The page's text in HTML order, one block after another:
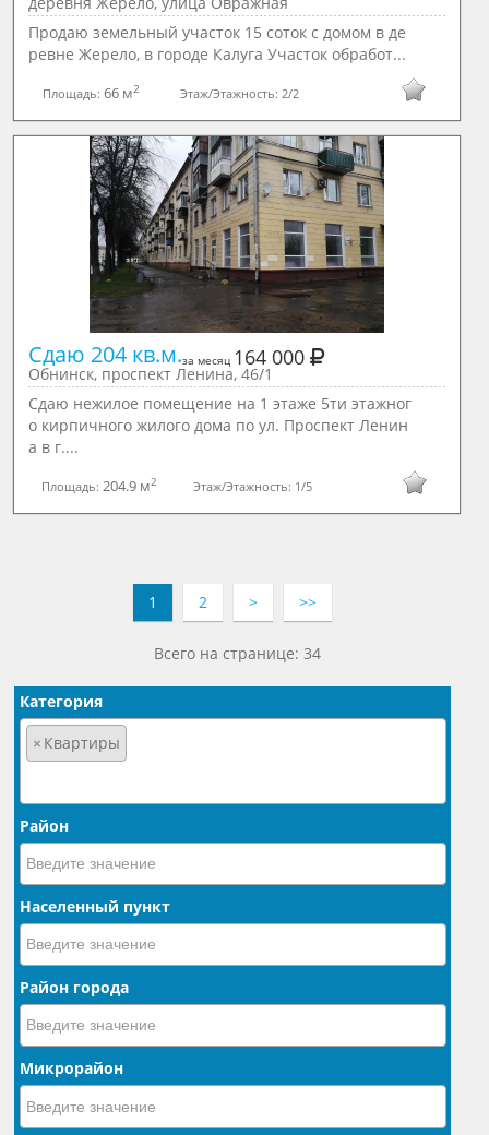
Продаю земельный участок 15 соток с домом в де
ревне Жерело, в городе Калуга Участок обработ...
Площадь:66 м2 Этаж/Этажность: 2/2
Сдаю 204 кв.м.за месяц 164 000
Обнинск, проспект Ленина, 46/1
Сдаю нежилое помещение на 1 этаже 5ти этажног
о кирпичного жилого дома по ул. Проспект Ленин
а в г....
Площадь: 204.9 м2 Этаж/Этажность: 1/5
1 2 > >>
Всего на странице: 34
Категория
× Квартиры
Район
Населенный пункт
Район города
Микрорайон